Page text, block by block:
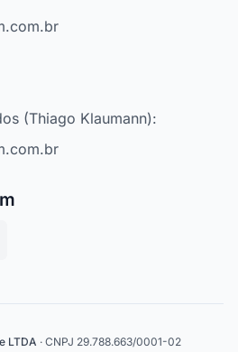
(Thiago Klaumann):
LTDA · CNPJ 29.788.663/0001-02